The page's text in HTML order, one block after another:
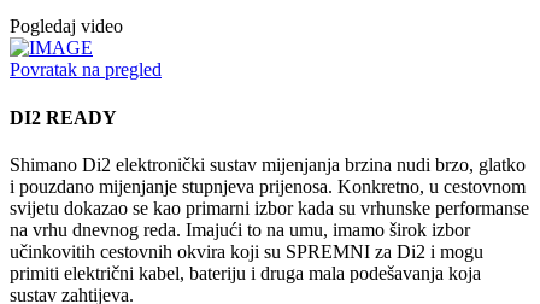
Pogledaj video
Povratak na pregled
DI2 READY
Shimano Di2 elektronički sustav mijenjanja brzina nudi brzo, glatko
i pouzdano mijenjanje stupnjeva prijenosa. Konkretno, u cestovnom
svijetu dokazao se kao primarni izbor kada su vrhunske performanse
na vrhu dnevnog reda. Imajući to na umu, imamo širok izbor
učinkovitih cestovnih okvira koji su SPREMNI za Di2 i mogu
primiti električni kabel, bateriju i druga mala podešavanja koja
sustav zahtijeva.